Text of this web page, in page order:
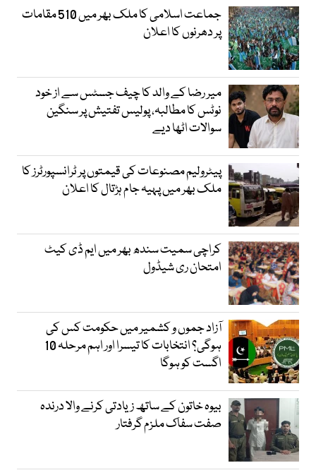
جماعت اسلامی کا ملک بھر میں 510 مقامات
پر دھرنوں کا اعلان
میر رضا کے والد کا چیف جسٹس سے از خود
نوٹس کا مطالبہ، پولیس تفتیش پر سنگین
سوالات اٹھا دیے
پیٹرولیم مصنوعات کی قیمتوں پر ٹرانسپورٹرز کا
ملک بھر میں پہیہ جام ہڑتال کا اعلان
کراچی سمیت سندھ بھر میں ایم ڈی کیٹ
امتحان ری شیڈول
آزاد جموں و کشمیر میں حکومت کس کی
ہوگی؟ انتخابات کا تیسرا اور اہم مرحلہ 10
اگست کو ہوگا
بیوہ خاتون کے ساتھ زیادتی کرنے والا درندہ
صفت سفاک ملزم گرفتار